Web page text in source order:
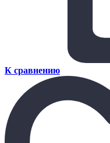
К сравнению